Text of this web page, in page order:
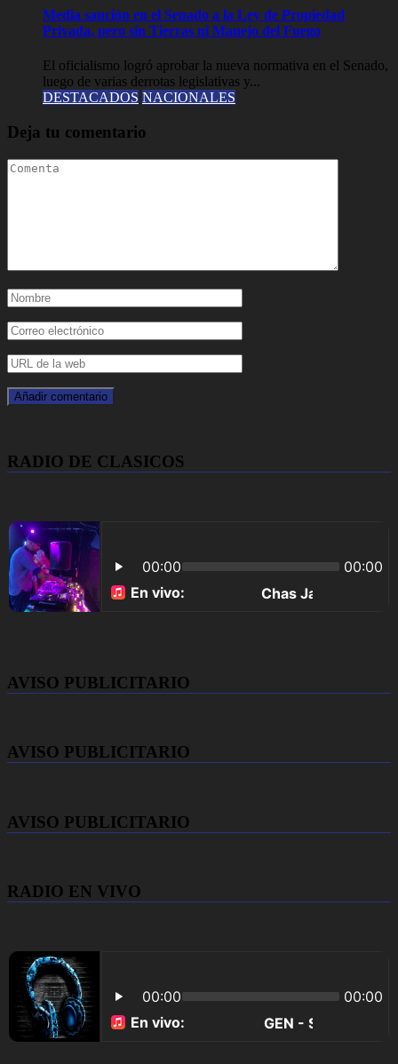
Media sanción en el Senado a la Ley de Propiedad
Privada, pero sin Tierras ni Manejo del Fuego
El oficialismo logró aprobar la nueva normativa en el Senado,
luego de varias derrotas legislativas y...
DESTACADOS NACIONALES
Deja tu comentario
RADIO DE CLASICOS
AVISO PUBLICITARIO
AVISO PUBLICITARIO
AVISO PUBLICITARIO
RADIO EN VIVO